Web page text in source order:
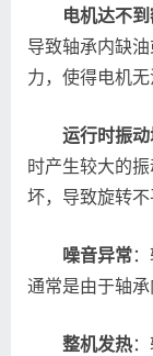
电机达不
导致轴承内缺
力，使得电机无
运行时振
时产生较大的
坏，导致旋转不
噪音异常
通常是由于轴承
整机发热：